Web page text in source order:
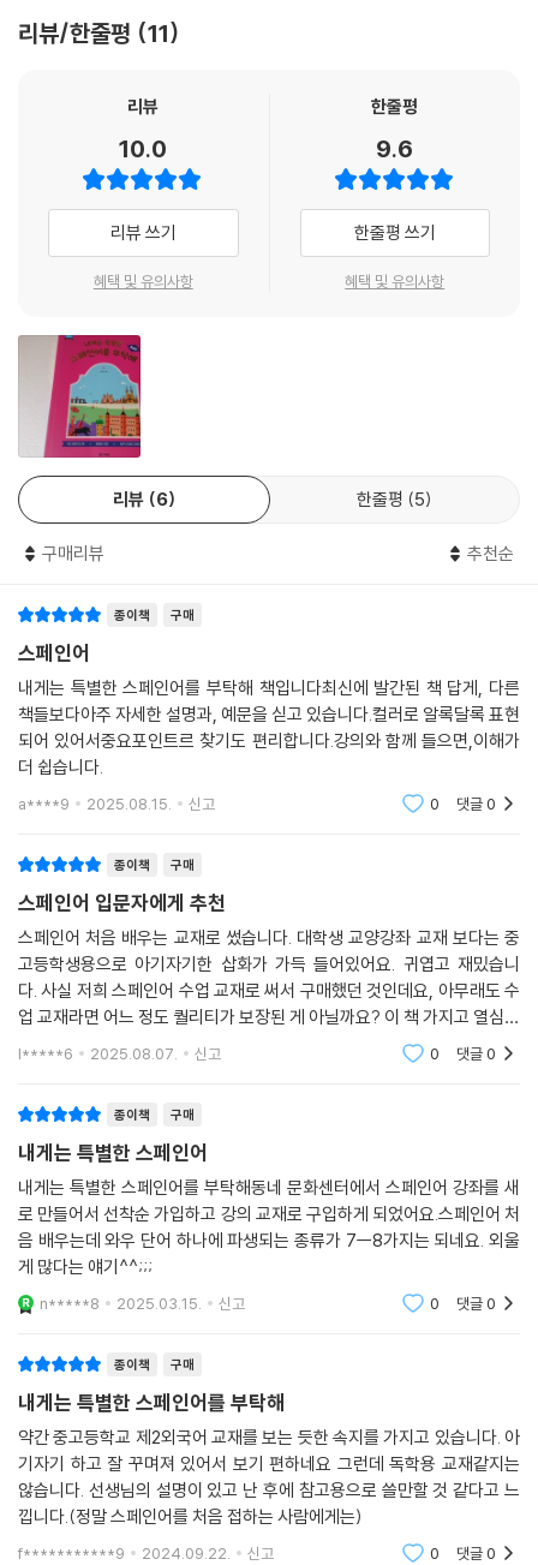
- 저자 직강의 친절한 동영상 강의를 QR 코드를 통해 제공하여 혼자서 공
- 스페인과 중남미 문화를 소개함으로써 스페인어 기초 학습자가 스페인
리뷰/한줄평 11
리뷰
10.0
리뷰 쓰기
혜택 및 유의사항
한줄평
9.6
한줄평 쓰기
혜택 및 유의사항
리뷰 6 한줄평 5
구매리뷰 추천순
종이책 구매
스페인어
내게는 특별한 스페인어를 부탁해 책입니다최신에 발간된 책 답게, 다른
책들보다아주 자세한 설명과, 예문을 싣고 있습니다.컬러로 알록달록 표현
되어 있어서중요포인트르 찾기도 편리합니다.강의와 함께 들으면,이해가
더 쉽습니다.
a****9 2025.08.15. 신고 0 댓글0
종이책 구매
스페인어 입문자에게 추천
스페인어 처음 배우는 교재로 썼습니다. 대학생 교양강좌 교재 보다는 중
고등학생용으로 아기자기한 삽화가 가득 들어있어요. 귀엽고 재밌습니
다. 사실 저희 스페인어 수업 교재로 써서 구매했던 것인데요, 아무래도 수
업 교재라면 어느 정도 퀄리티가 보장된 게 아닐까요? 이 책 가지고 열심히
배우고 있습니다. 목차도 체계적으로 구성되어 있고 단어나 표현들도 알차
l*****6 2025.08.07. 신고 0 댓글0
종이책 구매
내게는 특별한 스페인어
내게는 특별한 스페인어를 부탁해동네 문화센터에서 스페인어 강좌를 새
로 만들어서 선착순 가입하고 강의 교재로 구입하게 되었어요.스페인어 처
음 배우는데 와우 단어 하나에 파생되는 종류가 7ㅡ8가지는 되네요. 외울
게 많다는 얘기^^;;;
n*****8 2025.03.15. 신고 0 댓글0
종이책 구매
내게는 특별한 스페인어를 부탁해
약간 중고등학교 제2외국어 교재를 보는 듯한 속지를 가지고 있습니다. 아
기자기 하고 잘 꾸며져 있어서 보기 편하네요 그런데 독학용 교재같지는
않습니다. 선생님의 설명이 있고 난 후에 참고용으로 쓸만할 것 같다고 느
낍니다.(정말 스페인어를 처음 접하는 사람에게는)
f***********9 2024.09.22. 신고 0 댓글0